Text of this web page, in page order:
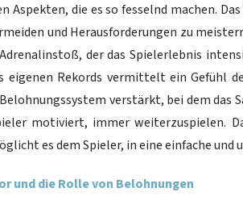
Aspekten, die es so fesselnd machen.
und Herausforderungen zu
der das Spielerlebnis
eigenen Rekords vermittelt ein Gefühl
verstärkt, bei dem das
motiviert, immer weiterzuspielen.
es dem Spieler, in eine einfache
und die Rolle von Belohnungen